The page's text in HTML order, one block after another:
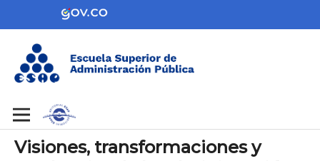
Visiones, transformaciones y